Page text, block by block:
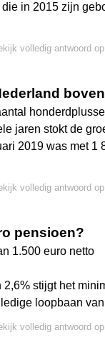
in 2015 zijn
volledig antwoord
jaren stokt de
2019 was met 1
volledig antwoord
pensioen?
1.500 euro netto
stijgt het
loopbaan
volledig antwoord